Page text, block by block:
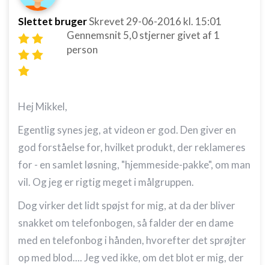
Slettet brugerSkrevet 29-06-2016 kl. 15:01
Gennemsnit 5,0stjerner givet af 1
person
Hej Mikkel,
Egentlig synes jeg, at videon er god. Den giver en
god forståelse for, hvilket produkt, der reklameres
for - en samlet løsning, "hjemmeside-pakke", om man
vil. Og jeg er rigtig meget i målgruppen.
Dog virker det lidt spøjst for mig, at da der bliver
snakket om telefonbogen, så falder der en dame
med en telefonbog i hånden, hvorefter det sprøjter
op med blod.... Jeg ved ikke, om det blot er mig, der